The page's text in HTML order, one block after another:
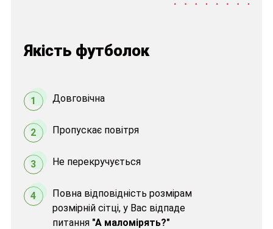
Якість футболок
1 Довговічна
2 Пропускає повітря
3 Не перекручується
4
Повна відповідність розмірам
розмірній сітці, у Вас відпаде
питання "А маломірять?"